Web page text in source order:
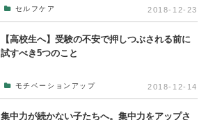
セルフケア 2018-12-23
【高校生へ】受験の不安で押しつぶされる前に
試すべき5つのこと
モチベーションアップ 2018-12-14
集中力が続かない子たちへ。集中力をアップさ